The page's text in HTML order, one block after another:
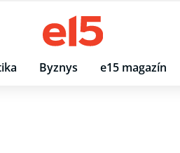
Byznys e15 magazín